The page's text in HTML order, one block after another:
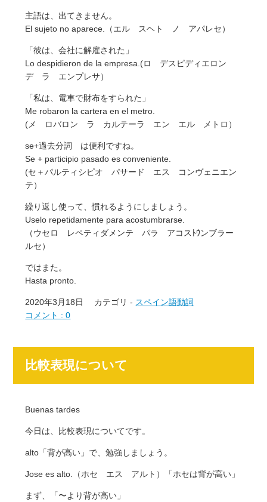
主語は、出てきません。
El sujeto no aparece.（エル スヘト ノ アパレセ）
「彼は、会社に解雇された」
Lo despidieron de la empresa.(ロ デスピディエロン
デ ラ エンプレサ）
「私は、電車で財布をすられた」
Me robaron la cartera en el metro.
(メ ロバロン ラ カルテーラ エン エル メトロ）
se+過去分詞 は便利ですね。
Se + participio pasado es conveniente.
(セ＋パルティシピオ パサード エス コンヴェニエン
テ）
繰り返し使って、慣れるようにしましょう。
Uselo repetidamente para acostumbrarse.
（ウセロ レペティダメンテ パラ アコスﾄｳンブラー
ルセ）
ではまた。
Hasta pronto.
2020年3月18日 カテゴリ - スペイン語動詞
コメント : 0
比較表現について
Buenas tardes
今日は、比較表現についてです。
alto「背が高い」で、勉強しましょう。
Jose es alto.（ホセ エス アルト）「ホセは背が高い」
まず、「〜より背が高い」